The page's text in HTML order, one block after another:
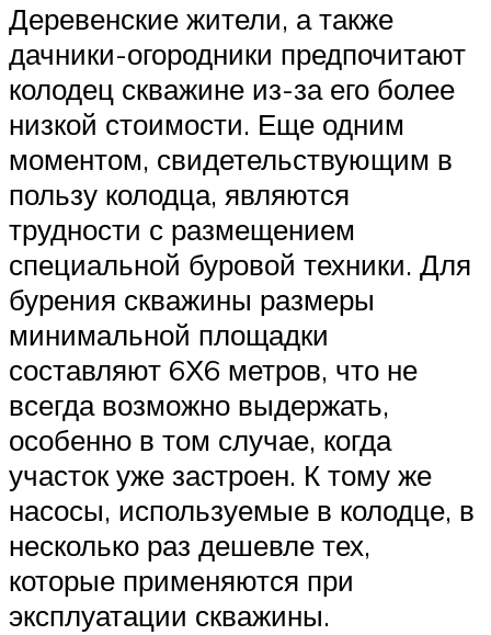
Деревенские жители, а также
дачники-огородники предпочитают
колодец скважине из-за его более
низкой стоимости. Еще одним
моментом, свидетельствующим в
пользу колодца, являются
трудности с размещением
специальной буровой техники. Для
бурения скважины размеры
минимальной площадки
составляют 6Х6 метров, что не
всегда возможно выдержать,
особенно в том случае, когда
участок уже застроен. К тому же
насосы, используемые в колодце, в
несколько раз дешевле тех,
которые применяются при
эксплуатации скважины.